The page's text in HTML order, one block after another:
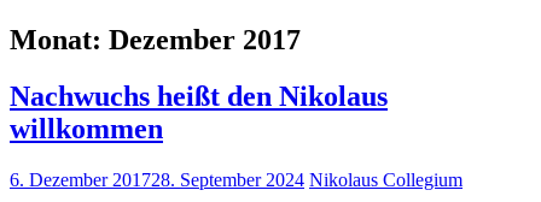
Monat: Dezember 2017
Nachwuchs heißt den Nikolaus
willkommen
6. Dezember 201728. September 2024 Nikolaus Collegium